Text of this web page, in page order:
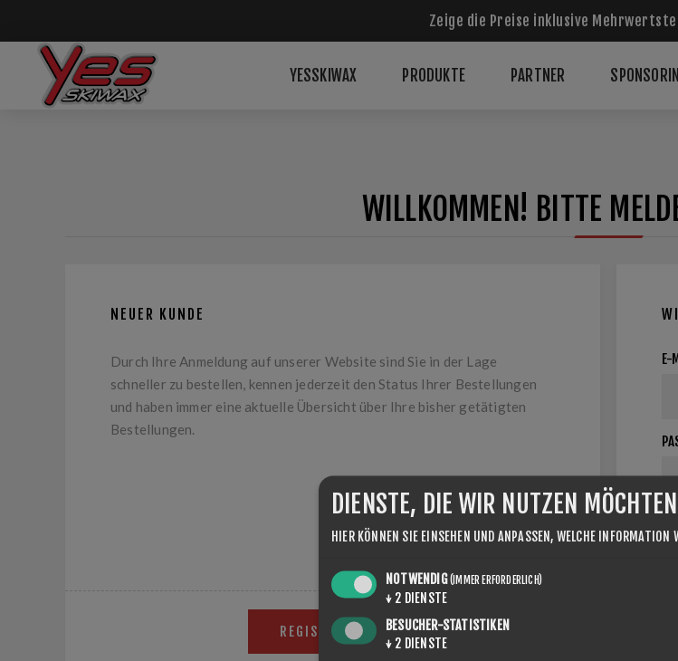
YESSKIWAX PRODUKTE PARTNER
WILLKOMMEN! BITTE
NEUER KUNDE
Durch Ihre Anmeldung auf unserer Website sind Sie in der Lage
schneller zu bestellen, kennen jederzeit den Status Ihrer Bestellungen
und haben immer eine aktuelle Übersicht über Ihre bisher getätigten
Bestellungen.
REGISTRIERUNG
E-
DIENSTE, DIE WIR NUTZEN MÖCHTEN
HIER KÖNNEN SIE EINSEHEN UND ANPASSEN, WELCHE INFORMATION
NOTWENDIG(IMMER ERFORDERLICH)
↓ 2 DIENSTE
BESUCHER-STATISTIKEN
↓ 2 DIENSTE